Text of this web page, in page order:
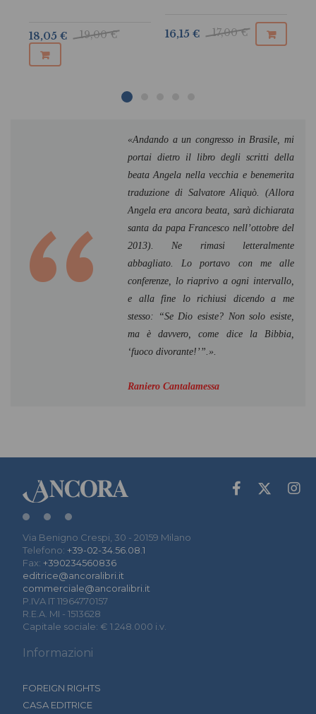
19,00 €
18,05 € 17,00 €
16,15 €
«Andando a un congresso in Brasile, mi
portai dietro il libro degli scritti della
beata Angela nella vecchia e benemerita
traduzione di Salvatore Aliquò. (Allora
Angela era ancora beata, sarà dichiarata
santa da papa Francesco nell’ottobre del
2013). Ne rimasi letteralmente
abbagliato. Lo portavo con me alle
conferenze, lo riaprivo a ogni intervallo,
e alla fine lo richiusi dicendo a me
stesso: “Se Dio esiste? Non solo esiste,
ma è davvero, come dice la Bibbia,
‘fuoco divorante!’”.».
Raniero Cantalamessa
Via Benigno Crespi, 30 - 20159 Milano
Telefono: +39-02-34.56.08.1
Fax: +390234560836
editrice@ancoralibri.it
commerciale@ancoralibri.it
P.IVA IT 11964770157
R.E.A. MI - 1513628
Capitale sociale: € 1.248.000 i.v.
Informazioni
FOREIGN RIGHTS
CASA EDITRICE